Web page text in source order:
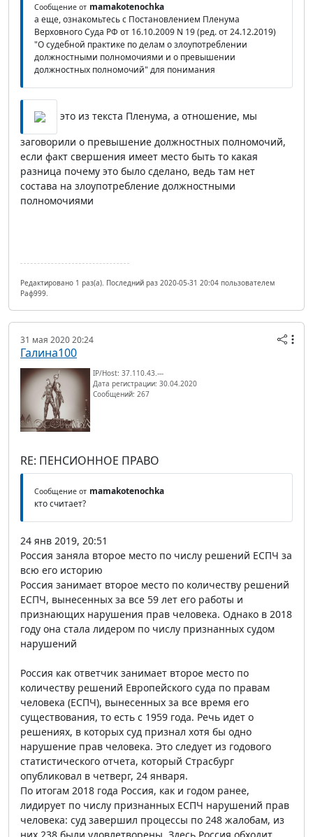
Сообщение от mamakotenochka
а еще, ознакомьтесь с Постановлением Пленума
Верховного Суда РФ от 16.10.2009 N 19 (ред. от 24.12.2019)
"О судебной практике по делам о злоупотреблении
должностными полномочиями и о превышении
должностных полномочий" для понимания
это из текста Пленума, а отношение, мы
заговорили о превышение должностных полномочий,
если факт свершения имеет место быть то какая
разница почему это было сделано, ведь там нет
состава на злоупотребление должностными
полномочиями
Редактировано 1 раз(а). Последний раз 2020-05-31 20:04 пользователем
Раф999.
31 мая 2020 20:24
Галина100
IP/Host: 37.110.43.---
Дата регистрации: 30.04.2020
Сообщений: 267
RE: ПЕНСИОННОЕ ПРАВО
Сообщение от mamakotenochka
кто считает?
24 янв 2019, 20:51
Россия заняла второе место по числу решений ЕСПЧ за
всю его историю
Россия занимает второе место по количеству решений
ЕСПЧ, вынесенных за все 59 лет его работы и
признающих нарушения прав человека. Однако в 2018
году она стала лидером по числу признанных судом
нарушений
Россия как ответчик занимает второе место по
количеству решений Европейского суда по правам
человека (ЕСПЧ), вынесенных за все время его
существования, то есть с 1959 года. Речь идет о
решениях, в которых суд признал хотя бы одно
нарушение прав человека. Это следует из годового
статистического отчета, который Страсбург
опубликовал в четверг, 24 января.
По итогам 2018 года Россия, как и годом ранее,
лидирует по числу признанных ЕСПЧ нарушений прав
человека: суд завершил процессы по 248 жалобам, из